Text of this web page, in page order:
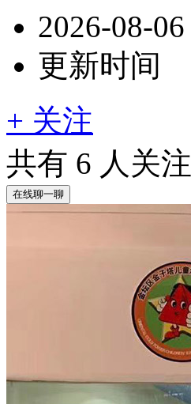
2026-08-06
更新时间
+ 关注
共有 6 人关注
在线聊一聊